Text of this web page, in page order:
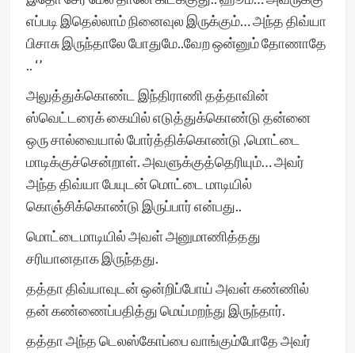
எப்படி இதெல்லாம் நினைவுல இருக்கும்… அந்த திவ்யா
பிசாசு இருந்தாலே போதுமே..வேற ஒன்னும் தோணாதே
.. ‘’
அலுத்துக்கொண்ட இந்திராணி தத்தாவின்
ஸ்வெட்டரைக் கையில் எடுத்துக்கொண்டு தன்னை
ஒரு சால்வையால் போர்த்திக்கொண்டு ,மொட்டை
மாடிக்குச்சென்றாள். அவளுக்குத்தெரியும்… அவர்
அந்த திவ்யா பேயுடன் மொட்டை மாடியில்
கொஞ்சிக்கொண்டு இருப்பார் என்பது..
மொட்டைமாடியில் அவள் அனுமாணித்தது
சரியானதாக இருந்தது.
தத்தா திவ்யாவுடன் ஒன்றிப்போய் அவள் கண்ணில்
தன் கண்ணைப்பதித்து மெய்மறந்து இருந்தார்.
தத்தா அந்த டெலஸ்கோப்பை வாங்கும்போதே அவர்